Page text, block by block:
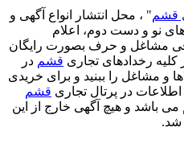
قشم" ، محل انتشار انواع آگهی و
نو و دست‌ دوم، اعلام
مشاغل و حرف بصورت رایگان
کلیه رخدادهای تجاری قشم در
و مشاغل را ببنید و برای خریدی
در پرتال تجاری قشم
می باشد و هیچ آگهی خارج از این
شد.